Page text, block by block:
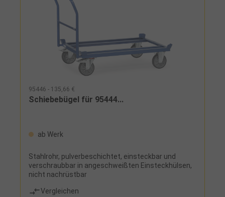
95446 - 135,66 €
Schiebebügel für 95444...
ab Werk
Stahlrohr, pulverbeschichtet, einsteckbar und
verschraubbar in angeschweißten Einsteckhülsen,
nicht nachrüstbar
Vergleichen